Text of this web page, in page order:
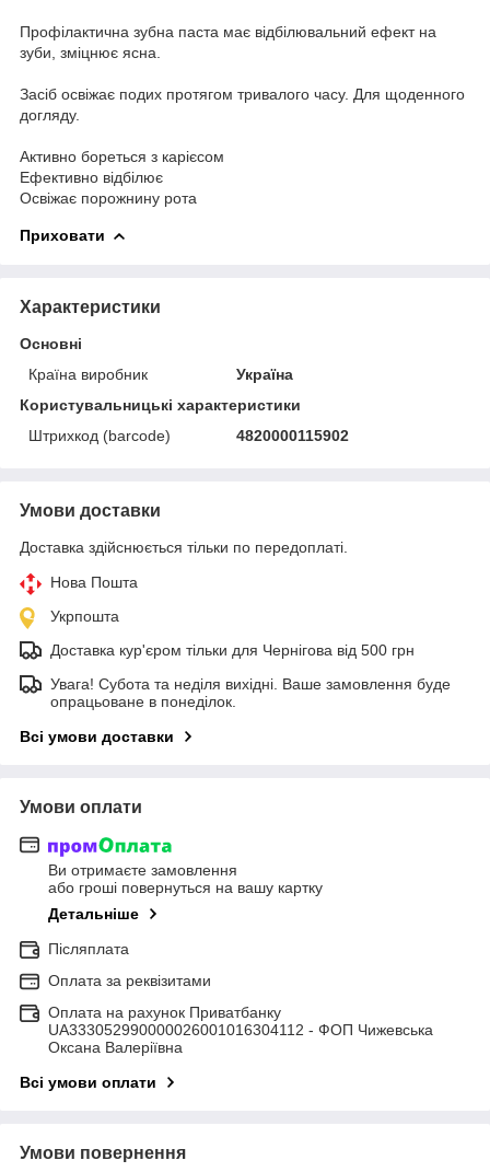
Профілактична зубна паста має відбілювальний ефект на
зуби, зміцнює ясна.
Засіб освіжає подих протягом тривалого часу. Для щоденного
догляду.
Активно бореться з карієсом
Ефективно відбілює
Освіжає порожнину рота
Приховати
Характеристики
Основні
Країна виробник
Україна
Користувальницькі характеристики
Штрихкод (barcode)
4820000115902
Умови доставки
Доставка здійснюється тільки по передоплаті.
Нова Пошта
Укрпошта
Доставка кур'єром тільки для Чернігова від 500 грн
Увага! Субота та неділя вихідні. Ваше замовлення буде
опрацьоване в понеділок.
Всі умови доставки
Умови оплати
Ви отримаєте замовлення
або гроші повернуться на вашу картку
Детальніше
Післяплата
Оплата за реквізитами
Оплата на рахунок Приватбанку
UA333052990000026001016304112 - ФОП Чижевська
Оксана Валеріївна
Всі умови оплати
Умови повернення